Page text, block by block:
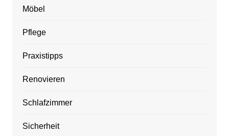
Möbel
Pflege
Praxistipps
Renovieren
Schlafzimmer
Sicherheit